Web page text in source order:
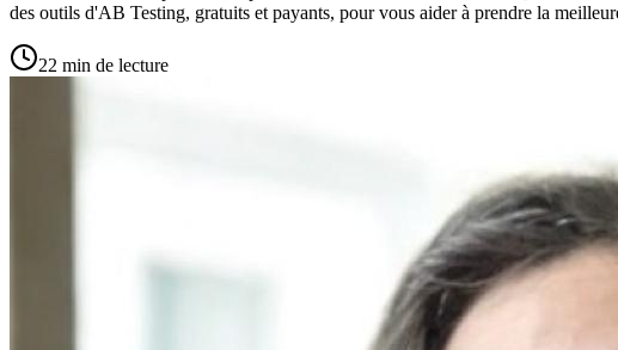
des outils d'AB Testing, gratuits et payants, pour vous aider à prendre la
22 min de lecture